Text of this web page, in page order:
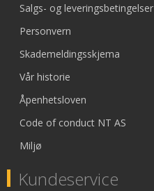
Salgs- og leveringsbetingelser
Personvern
Skademeldingsskjema
Vår historie
Åpenhetsloven
Code of conduct NT AS
Miljø
Kundeservice